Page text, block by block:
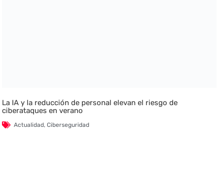
La IA y la reducción de personal elevan el riesgo de
ciberataques en verano
Actualidad,Ciberseguridad